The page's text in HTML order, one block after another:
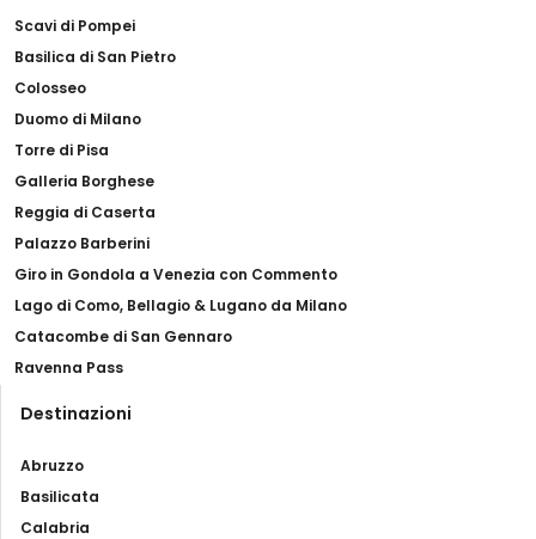
Scavi di Pompei
Basilica di San Pietro
Colosseo
Duomo di Milano
Torre di Pisa
Galleria Borghese
Reggia di Caserta
Palazzo Barberini
Giro in Gondola a Venezia con Commento
Lago di Como, Bellagio & Lugano da Milano
Catacombe di San Gennaro
Ravenna Pass
Destinazioni
Abruzzo
Basilicata
Calabria